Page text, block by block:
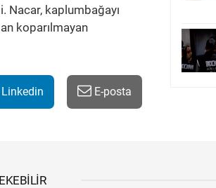
Nacar, kaplumbağayı
koparılmayan
Linkedin E-posta